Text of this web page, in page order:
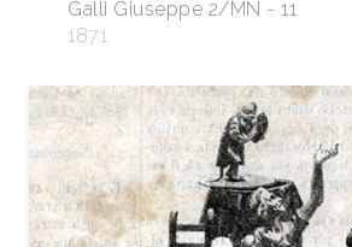
Galli Giuseppe 2/MN - 11
1871